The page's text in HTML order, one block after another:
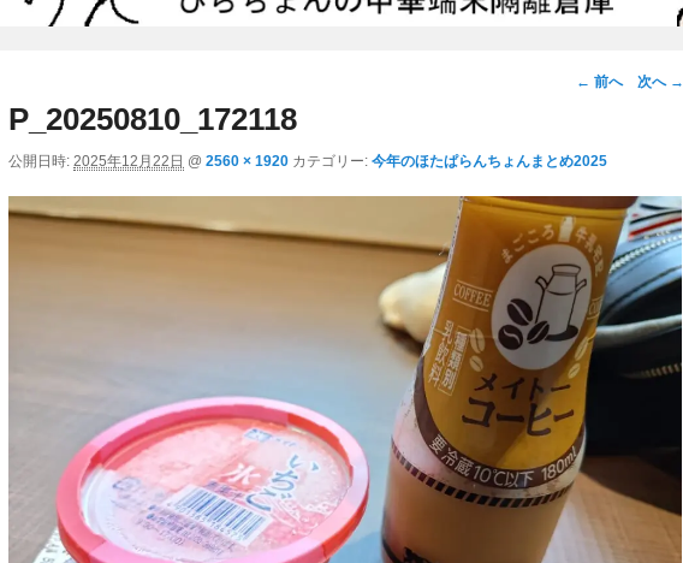
画
ビ
ゲ
ー
シ
ョ
ン
← 前へ 次へ →
P_20250810_172118
公開日時: 2025年12月22日 @ 2560 × 1920 カテゴリー: 今年のほたぱらんちょんまとめ2025